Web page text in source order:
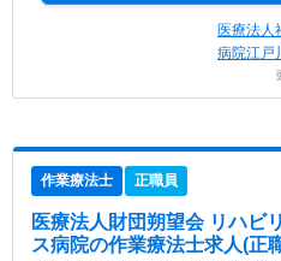
医療法人
病院江戸
作業療法士 正職員
医療法人財団朔望会 リハビ
ス病院の作業療法士求人(正